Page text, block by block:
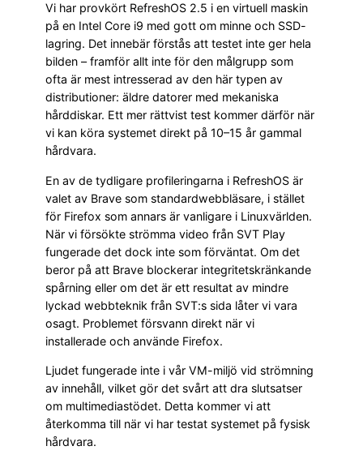
Vi har provkört RefreshOS 2.5 i en virtuell maskin
på en Intel Core i9 med gott om minne och SSD-
lagring. Det innebär förstås att testet inte ger hela
bilden – framför allt inte för den målgrupp som
ofta är mest intresserad av den här typen av
distributioner: äldre datorer med mekaniska
hårddiskar. Ett mer rättvist test kommer därför när
vi kan köra systemet direkt på 10–15 år gammal
hårdvara.
En av de tydligare profileringarna i RefreshOS är
valet av Brave som standardwebbläsare, i stället
för Firefox som annars är vanligare i Linuxvärlden.
När vi försökte strömma video från SVT Play
fungerade det dock inte som förväntat. Om det
beror på att Brave blockerar integritetskränkande
spårning eller om det är ett resultat av mindre
lyckad webbteknik från SVT:s sida låter vi vara
osagt. Problemet försvann direkt när vi
installerade och använde Firefox.
Ljudet fungerade inte i vår VM-miljö vid strömning
av innehåll, vilket gör det svårt att dra slutsatser
om multimediastödet. Detta kommer vi att
återkomma till när vi har testat systemet på fysisk
hårdvara.